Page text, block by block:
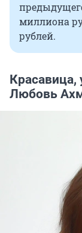
миллиона
рублей.
Любовь